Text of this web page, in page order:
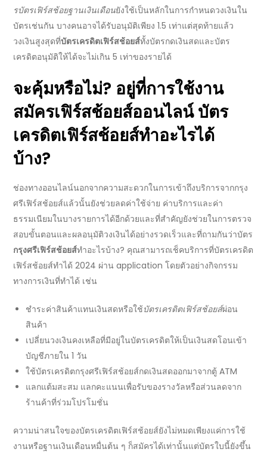
รบัตรเฟิร์สช้อยฐานเงินเดือนยังใช้เป็นหลักในการกำหนดวงเงินใน
บัตรเช่นกัน บางคนอาจได้รับอนุมัติเพียง1.5 เท่าแต่สุดท้ายแล้ว
วงเงินสูงสุดที่บัตรเครดิตเฟิร์สช้อยส์ทั้งบัตรกดเงินสดและบัตร
เครดิตอนุมัติให้ได้จะไม่เกิน5 เท่าของรายได้
จะคุ้มหรือไม่? อยู่ที่การใช้งาน
สมัครเฟิร์สช้อยส์ออนไลน์บัตร
เครดิตเฟิร์สช้อยส์ทำอะไรได้
บ้าง?
ช่องทางออนไลน์นอกจากความสะดวกในการเข้าถึงบริการจากกรุง
ศรีเฟิร์สช้อยส์แล้วนั้นยังช่วยลดค่าใช้จ่าย ค่าบริการและค่า
ธรรมเนียมในบางรายการได้อีกด้วยและที่สำคัญยังช่วยในการตรวจ
สอบขั้นตอนและผลอนุมัติวงเงินได้อย่างรวดเร็วและที่ถามกันว่าบัตร
กรุงศรีเฟิร์สช้อยส์ทำอะไรบ้าง? คุณสามารถเช็คบริการที่บัตรเครดิต
เฟิร์สช้อยส์ทำได้2024 ผ่านapplicationโดยตัวอย่างกิจกรรม
ทางการเงินที่ทำได้ เช่น
ชำระค่าสินค้าแทนเงินสดหรือใช้บัตรเครดิตเฟิร์สช้อยส์ผ่อน
สินค้า
เปลี่ยนวงเงินคงเหลือที่มีอยู่ในบัตรเครดิตให้เป็นเงินสดโอนเข้า
บัญชีภายใน1 วัน
ใช้บัตรเครดิตกรุงศรีเฟิร์สช้อยส์กดเงินสดออกมาจากตู้ATM
แลกแต้มสะสม แลกคะแนนเพื่อรับของรางวัลหรือส่วนลดจาก
ร้านค้าที่ร่วมโปรโมชั่น
ความน่าสนใจของบัตรเครดิตเฟิร์สช้อยส์ยังไม่หมดเพียงแค่การใช้
งานหรือฐานเงินเดือนหมื่นต้น ๆ ก็สมัครได้เท่านั้นแต่บัตรใบนี้ยังขึ้น